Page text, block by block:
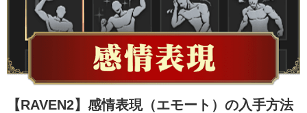
【RAVEN2】 感情表現（エモート）の入手方法